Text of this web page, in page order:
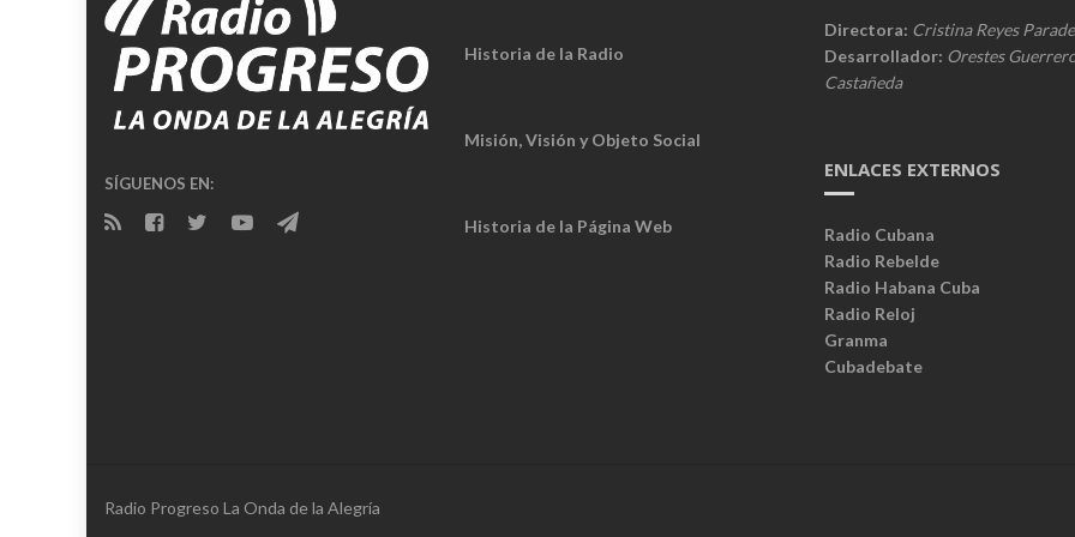
SÍGUENOS EN:
Historia de la Radio
Misión, Visión y Objeto Social
Historia de la Página Web
Directora: Cristina Reyes
Desarrollador: Orestes
Castañeda
ENLACES EXTERNOS
Radio Cubana
Radio Rebelde
Radio Habana Cuba
Radio Reloj
Granma
Cubadebate
Radio Progreso La Onda de la Alegría